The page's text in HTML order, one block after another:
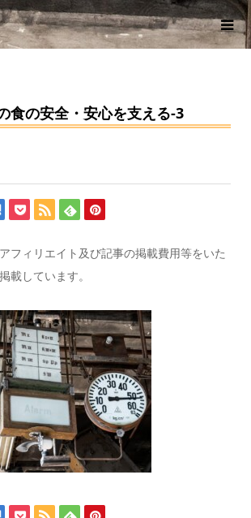
食の安全・安心を支える-3
フィリエイト及び記事の掲載費用等をいた
載しています。